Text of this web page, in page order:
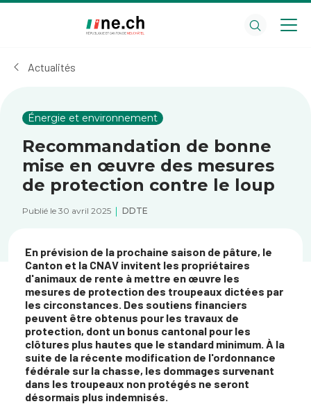
cookies
Actualités
Énergie et environnement
Recommandation de bonne
mise en œuvre des mesures
de protection contre le loup
Publié le 30 avril 2025 DDTE
En prévision de la prochaine saison de pâture, le
Canton et la CNAV invitent les propriétaires
d'animaux de rente à mettre en œuvre les
mesures de protection des troupeaux dictées par
les circonstances. Des soutiens financiers
peuvent être obtenus pour les travaux de
protection, dont un bonus cantonal pour les
clôtures plus hautes que le standard minimum. À la
suite de la récente modification de l'ordonnance
fédérale sur la chasse, les dommages survenant
dans les troupeaux non protégés ne seront
désormais plus indemnisés.